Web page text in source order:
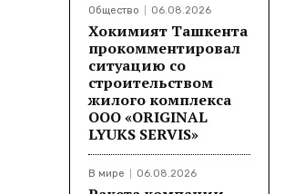
Общество 06.08.2026
Хокимият Ташкента
прокомментировал
ситуацию со
строительством
жилого комплекса
ООО «ORIGINAL
LYUKS SERVIS»
В мире 06.08.2026